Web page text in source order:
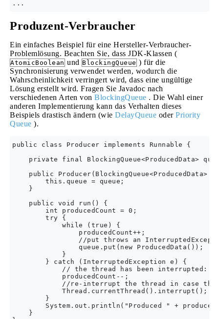
Produzent-Verbraucher
Ein einfaches Beispiel für eine Hersteller-Verbraucher-
Problemlösung. Beachten Sie, dass JDK-Klassen (
AtomicBoolean und BlockingQueue ) für die
Synchronisierung verwendet werden, wodurch die
Wahrscheinlichkeit verringert wird, dass eine ungültige
Lösung erstellt wird. Fragen Sie Javadoc nach
verschiedenen Arten von BlockingQueue . Die Wahl einer
anderen Implementierung kann das Verhalten dieses
Beispiels drastisch ändern (wie DelayQueue oder Priority
Queue ).
public class Producer implements Runnable {
private final BlockingQueue<ProducedData>
public Producer(BlockingQueue<ProducedData>
        this.queue = queue;
    }
    public void run() {
        int producedCount = 0;
        try {
            while (true) {
                producedCount++;
//put throws an
                queue.put(new ProducedData());
            }
        } catch (InterruptedException e) {
// the thread has been interrupted:
            producedCount--;
//re-interrupt the thread in case
            Thread.currentThread().interrupt();
        }
System.out.println("Produced " +
    }